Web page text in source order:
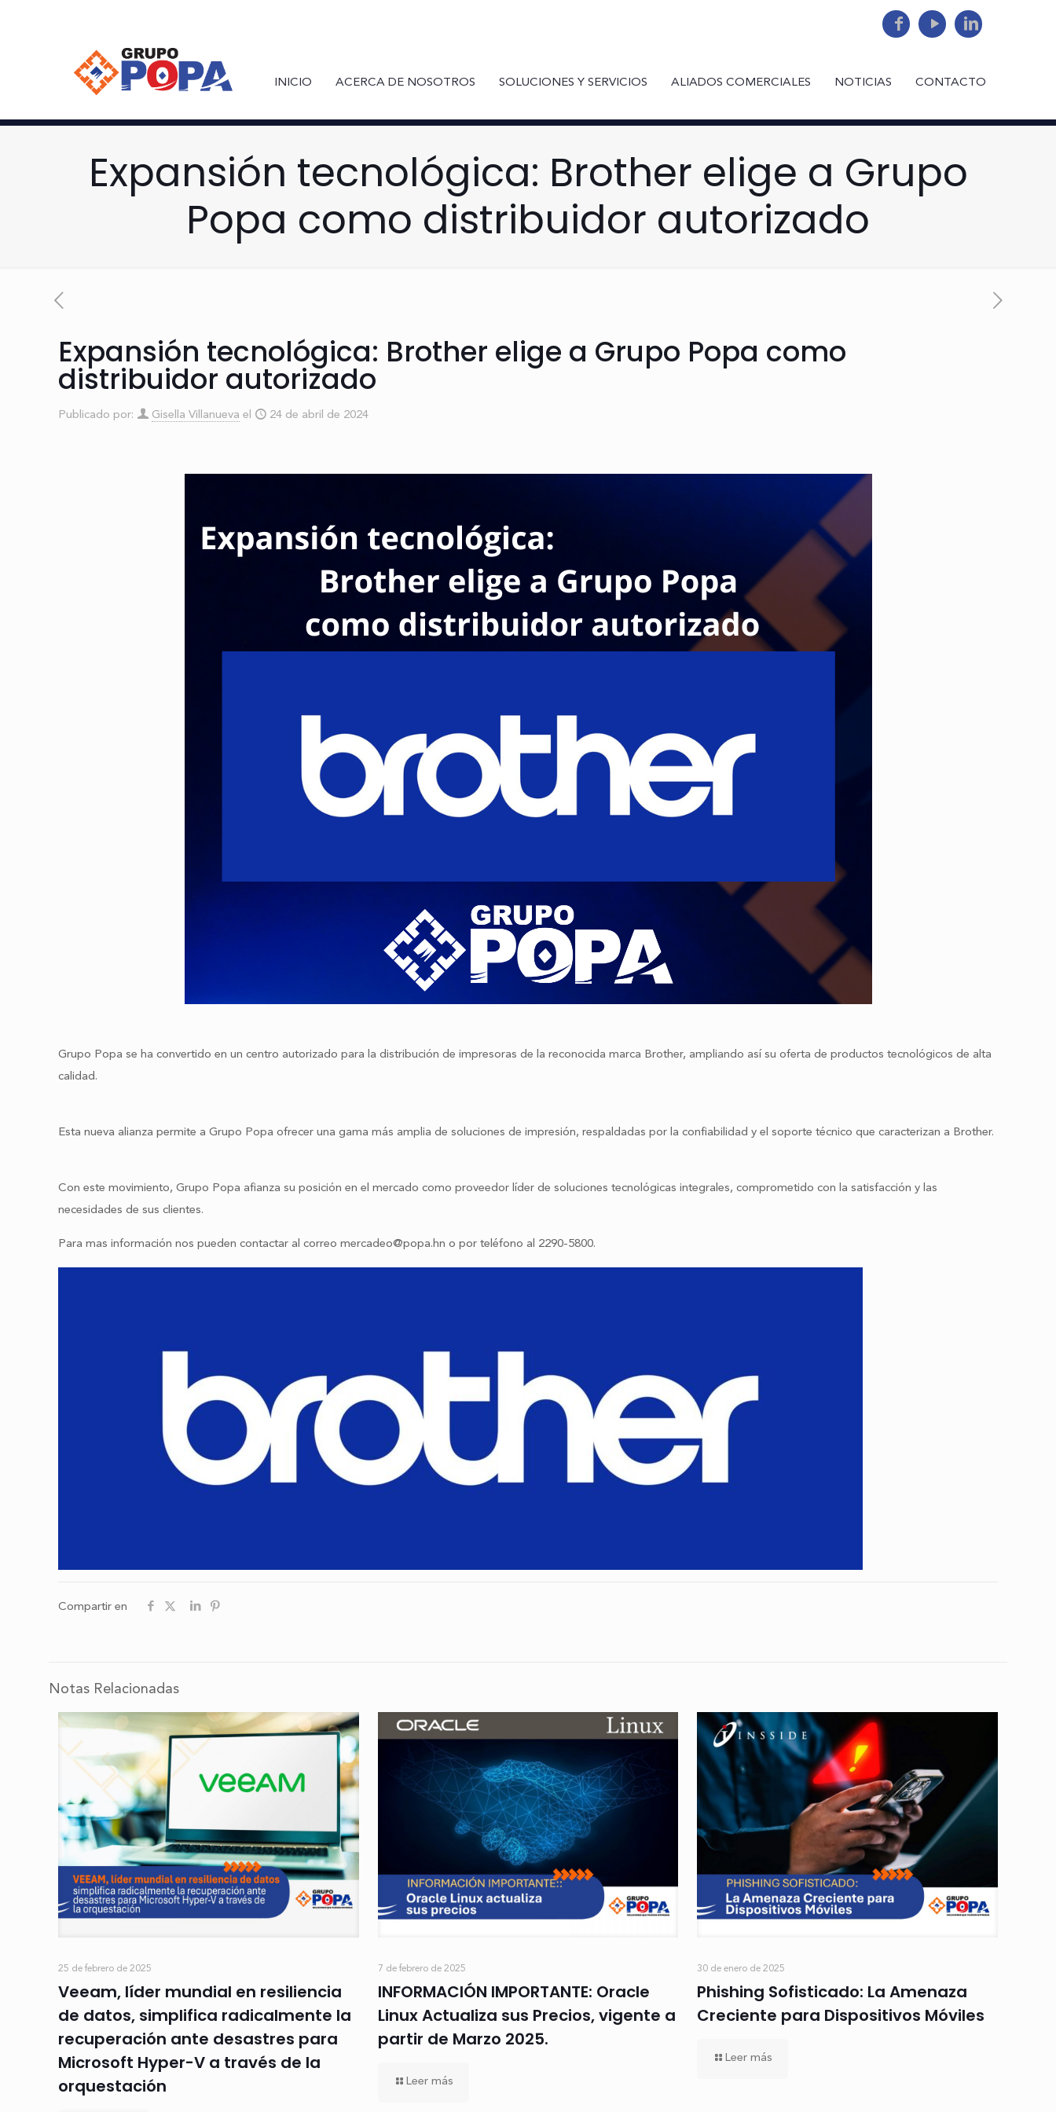
INICIO ACERCA DE NOSOTROS SOLUCIONES Y SERVICIOS ALIADOS COMERCIALES NOTICIAS CONTACTO
Expansión tecnológica: Brother elige a Grupo
Popa como distribuidor autorizado
Expansión tecnológica: Brother elige a Grupo Popa como
distribuidor autorizado
Publicado por: Gisella Villanueva el 24 de abril de 2024
Grupo Popa se ha convertido en un centro autorizado para la distribución de impresoras de la reconocida marca Brother, ampliando así su oferta de productos tecnológicos de alta
calidad.
Esta nueva alianza permite a Grupo Popa ofrecer una gama más amplia de soluciones de impresión, respaldadas por la confiabilidad y el soporte técnico que caracterizan a Brother.
Con este movimiento, Grupo Popa afianza su posición en el mercado como proveedor líder de soluciones tecnológicas integrales, comprometido con la satisfacción y las
necesidades de sus clientes.
Para mas información nos pueden contactar al correo mercadeo@popa.hn o por teléfono al 2290-5800.
Compartir en
Notas Relacionadas
25 de febrero de 2025
Veeam, líder mundial en resiliencia
de datos, simplifica radicalmente la
recuperación ante desastres para
Microsoft Hyper-V a través de la
orquestación
7 de febrero de 2025
INFORMACIÓN IMPORTANTE: Oracle
Linux Actualiza sus Precios, vigente a
partir de Marzo 2025.
Leer más
30 de enero de 2025
Phishing Sofisticado: La Amenaza
Creciente para Dispositivos Móviles
Leer más